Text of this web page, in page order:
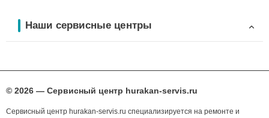
Наши сервисные центры
© 2026 — Сервисный центр hurakan-servis.ru
Сервисный центр hurakan-servis.ru специализируется на ремонте и